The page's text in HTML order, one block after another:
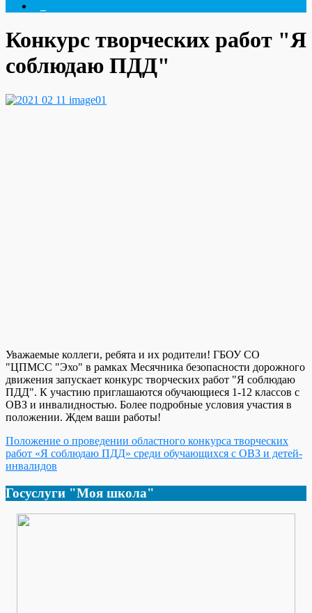
Конкурс творческих работ "Я
соблюдаю ПДД"
Уважаемые коллеги, ребята и их родители! ГБОУ СО
"ЦПМСС "Эхо" в рамках Месячника безопасности дорожного
движения запускает конкурс творческих работ "Я соблюдаю
ПДД". К участию приглашаются обучающиеся 1-12 классов с
ОВЗ и инвалидностью. Более подробные условия участия в
положении. Ждем ваши работы!
Положение о проведении областного конкурса творческих
работ «Я соблюдаю ПДД» среди обучающихся с ОВЗ и детей-
инвалидов
Госуслуги "Моя школа"